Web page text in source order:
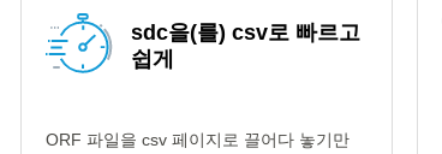
sdc을(를) csv로 빠르고
쉽게
ORF 파일을 csv 페이지로 끌어다 놓기만